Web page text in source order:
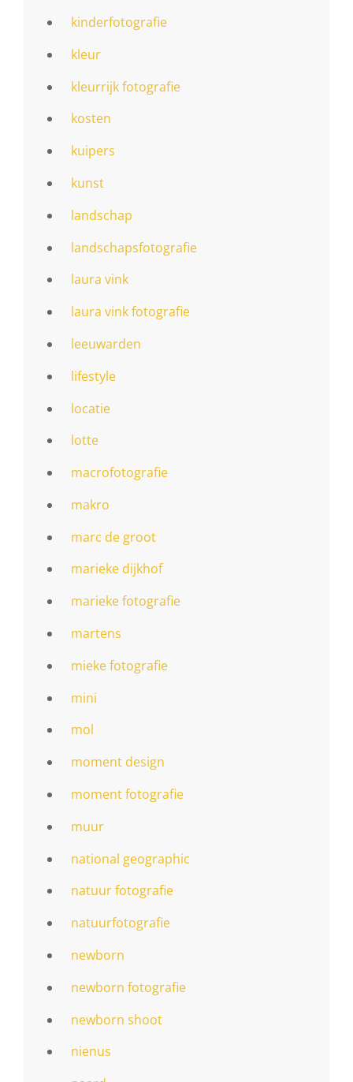
kinderfotografie
kleur
kleurrijk fotografie
kosten
kuipers
kunst
landschap
landschapsfotografie
laura vink
laura vink fotografie
leeuwarden
lifestyle
locatie
lotte
macrofotografie
makro
marc de groot
marieke dijkhof
marieke fotografie
martens
mieke fotografie
mini
mol
moment design
moment fotografie
muur
national geographic
natuur fotografie
natuurfotografie
newborn
newborn fotografie
newborn shoot
nienus